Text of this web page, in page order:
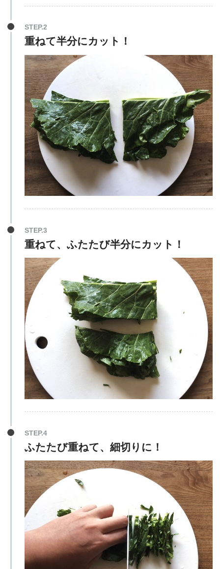
STEP.2
重ねて半分にカット！
STEP.3
重ねて、ふたたび半分にカット！
STEP.4
ふたたび重ねて、細切りに！